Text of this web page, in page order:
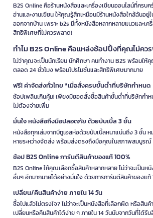
B2S Online คือร้านหนังสือและเครื่องเขียนออนไลน์ที่ครบ
อ่านและงานเขียน ให้คุณรู้สึกเหมือนมีร้านหนังสือใกล้ฉันอยู่
ออกจากบ้าน เพราะ b2s มีทั้งหนังสือหลากหลายแนวและ
สิทธิพิเศษที่ไม่ควรพลาด!
ทำไม B2S Online คือแหล่งช้อปปิ้งที่คุณไม่คว
ไม่ว่าคุณจะเป็นนักเรียน นักศึกษา คนทำงาน B2S พร้อมใ
ตลอด 24 ชั่วโมง พร้อมโปรโมชั่นและสิทธิพิเศษมากมาย
ฟรี! ค่าจัดส่งทั่วไทย *เมื่อสั่งครบขั้นต่ำที่บริษัทกำหนด
ช้อปเพลินเกินคุ้ม! เพียงมียอดสั่งซื้อสินค้าขั้นต่ำที่บริษัทกำ
ไม่ต้องจ่ายเพิ่ม
มั่นใจ หนังสือถึงมือปลอดภัย ด้วยบับเบิ้ล 3 ชั้น
หนังสือทุกเล่มจากบีทูเอสห่อด้วยบับเบิ้ลหนาแน่นถึง 3 ชั้น ห
หายระหว่างจัดส่ง พร้อมส่งตรงถึงมือคุณในสภาพสมบูรณ์
ช้อป B2S Online การันตีสินค้าของแท้ 100%
B2S Online ให้คุณเลือกซื้อสินค้าหลากหลาย ไม่ว่าจะเป็นห
อื่นๆ อีกมากมายได้อย่างมั่นใจ ด้วยการการันตีสินค้าของแ
เปลี่ยน/คืนสินค้าง่าย ภายใน 14 วัน
ซื้อไปแล้วไม่ตรงใจ? ไม่ว่าจะเป็นหนังสือที่เลือกผิด หรือสิ
เปลี่ยนหรือคืนสินค้าได้ง่าย ๆ ภายใน 14 วันนับจากวันที่ได้รับ